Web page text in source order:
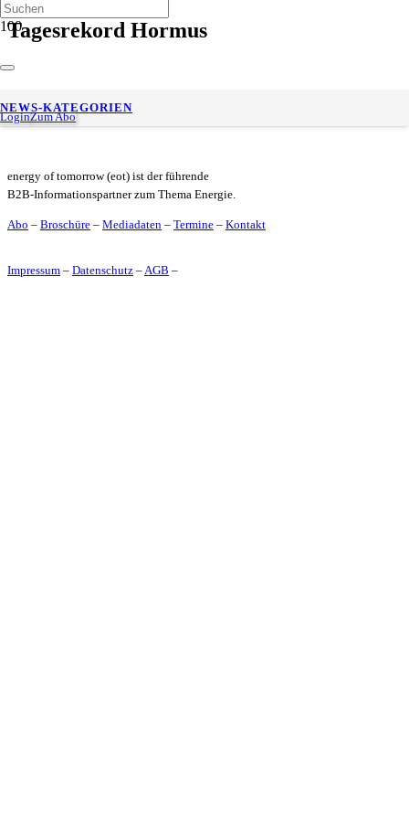
LoginZum Abo
NEWS-KATEGORIEN
Tagesrekord Hormus
S&P Global: Straße von Hormus verzeichnet Rekord bei
Schiffsdurchfahrten
energy of tomorrow (eot) ist der führende
B2B-Informationspartner zum Thema Energie.
Abo – Broschüre – Mediadaten – Termine – Kontakt
Impressum – Datenschutz –AGB –